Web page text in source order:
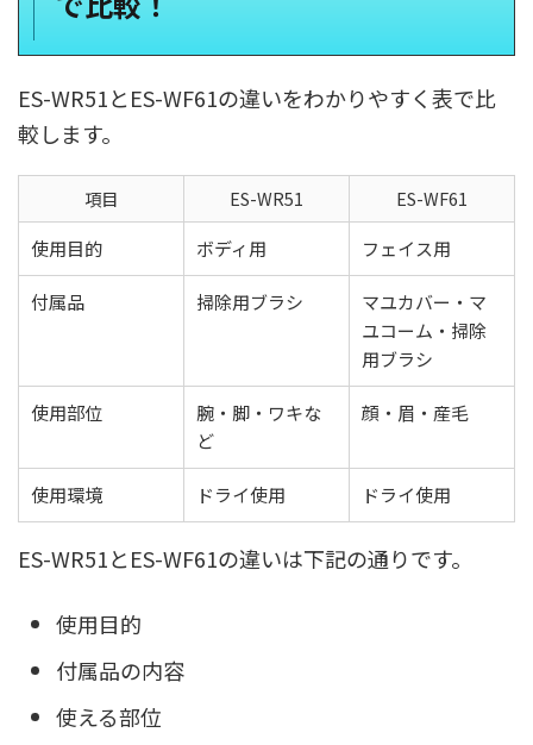
ES-WR51とES-WF61の違いをわかりやすく表で比
較します。
項目 ES-WR51
ES-WF61
使用目的
ボディ用 フェイス用
付属品 掃除用ブラシ
マユカバー・マ
ユコーム・掃除
用ブラシ
使用部位
腕・脚・ワキな
ど
顔・眉・産毛
使用環境 ドライ使用 ドライ使用
ES-WR51とES-WF61の違いは下記の通りです。
使用目的
付属品の内容
使える部位